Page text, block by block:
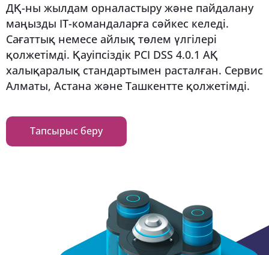
ДҚ-ны жылдам орналастыру және пайдалану
маңызды IT-командаларға сәйкес келеді.
Сағаттық немесе айлық төлем үлгілері
қолжетімді. Қауіпсіздік PCI DSS 4.0.1 АҚ
халықаралық стандартымен расталған. Сервис
Алматы, Астана және Ташкентте қолжетімді.
Тапсырыс беру